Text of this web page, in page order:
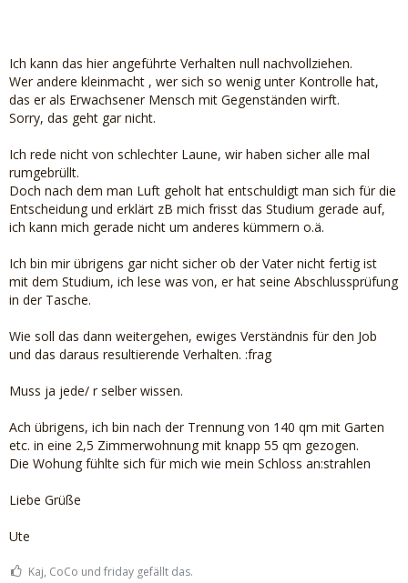
Ich kann das hier angeführte Verhalten null nachvollziehen.
Wer andere kleinmacht , wer sich so wenig unter Kontrolle hat,
das er als Erwachsener Mensch mit Gegenständen wirft.
Sorry, das geht gar nicht.
Ich rede nicht von schlechter Laune, wir haben sicher alle mal
rumgebrüllt.
Doch nach dem man Luft geholt hat entschuldigt man sich für die
Entscheidung und erklärt zB mich frisst das Studium gerade auf,
ich kann mich gerade nicht um anderes kümmern o.ä.
Ich bin mir übrigens gar nicht sicher ob der Vater nicht fertig ist
mit dem Studium, ich lese was von, er hat seine Abschlussprüfung
in der Tasche.
Wie soll das dann weitergehen, ewiges Verständnis für den Job
und das daraus resultierende Verhalten. :frag
Muss ja jede/ r selber wissen.
Ach übrigens, ich bin nach der Trennung von 140 qm mit Garten
etc. in eine 2,5 Zimmerwohnung mit knapp 55 qm gezogen.
Die Wohung fühlte sich für mich wie mein Schloss an:strahlen
Liebe Grüße
Ute
Kaj, CoCo und friday gefällt das.